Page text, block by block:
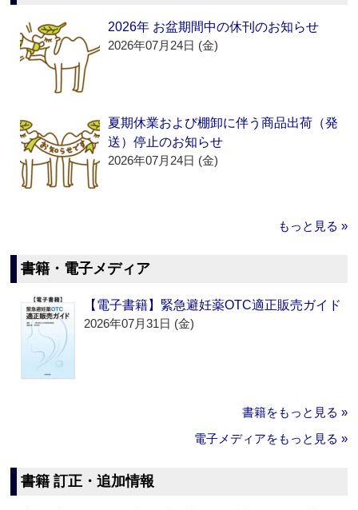
2026年 お盆期間中の休刊のお知らせ
2026年07月24日 (金)
夏期休業および棚卸に伴う商品出荷（発
送）停止のお知らせ
2026年07月24日 (金)
もっと見る »
書籍・電子メディア
【電子書籍】緊急避妊薬OTC適正販売ガイド
2026年07月31日 (金)
書籍をもっと見る »
電子メディアをもっと見る »
書籍 訂正・追加情報